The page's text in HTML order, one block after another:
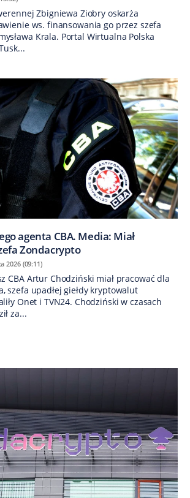
Zbigniewa Ziobry oskarża
ws. finansowania go przez szefa
Krala. Portal Wirtualna Polska
agenta CBA. Media: Miał
Zondacrypto
2026 (09:11)
CBA Artur Chodziński miał pracować dla
szefa upadłej giełdy kryptowalut
Onet i TVN24. Chodziński w czasach
za...